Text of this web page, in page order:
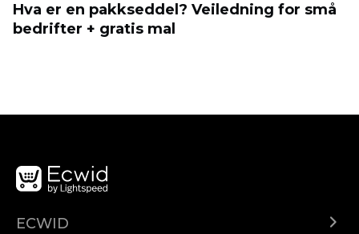
Hva er en pakkseddel? Veiledning for små
bedrifter + gratis mal
ECWID